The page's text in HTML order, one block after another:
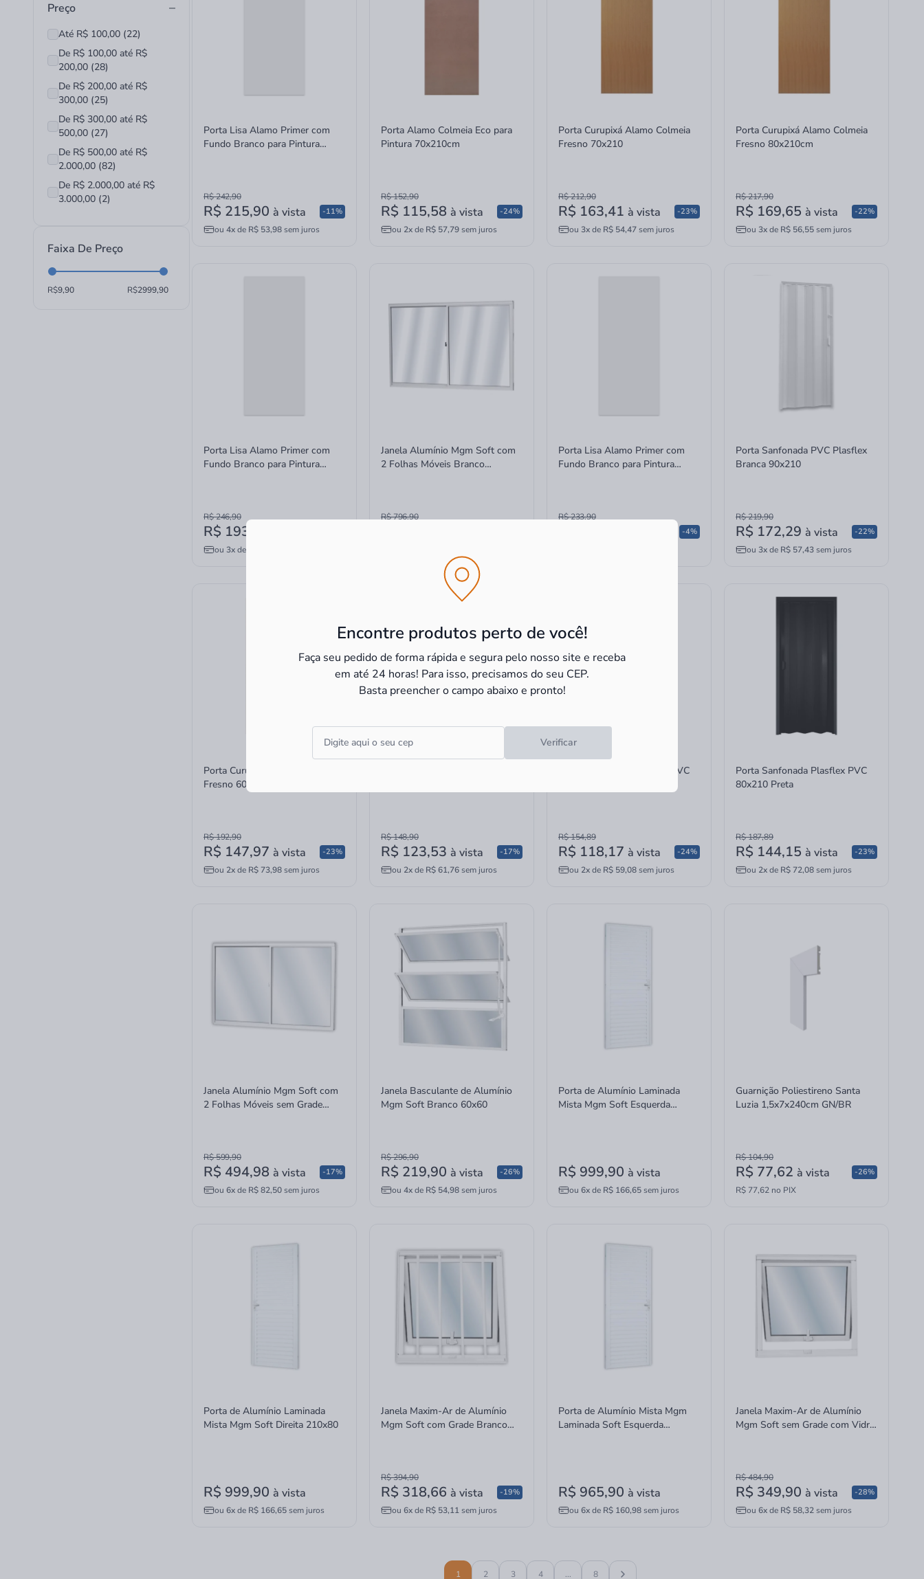
Encontre produtos perto de você!
Faça seu pedido de forma rápida e segura pelo nosso site e receba
em até 24 horas! Para isso, precisamos do seu CEP.
Basta preencher o campo abaixo e pronto!
Verificar
Talentos (5)
Preço
Até R$ 100,00 (22)
De R$ 100,00 até R$
200,00 (28)
De R$ 200,00 até R$
300,00 (25)
De R$ 300,00 até R$
500,00 (27)
De R$ 500,00 até R$
2.000,00 (82)
De R$ 2.000,00 até R$
3.000,00 (2)
Faixa De Preço
R$ R$
Porta Lisa Alamo Primer com
Fundo Branco para Pintura
R$ 242,90
R$ 215,90 à vista
ou 4xde R$ 53,98sem juros
-11%
Porta Alamo Colmeia Eco para
Pintura 70x210cm
R$ 152,90
R$ 115,58 à vista
ou 2xde R$ 57,79sem juros
-24%
Porta Curupixá Alamo Colmeia
Fresno 70x210
R$ 212,90
R$ 163,41 à vista
ou 3xde R$ 54,47sem juros
-23%
Porta Curupixá Alamo Colmeia
Fresno 80x210cm
R$ 217,90
R$ 169,65 à vista
ou 3xde R$ 56,55sem juros
-22%
Porta Lisa Alamo Primer com
Fundo Branco para Pintura
R$ 246,90
R$ 193,79
ou 3xde
Janela Alumínio Mgm Soft com
2 Folhas Móveis Branco
R$ 796,90
Porta Lisa Alamo Primer com
Fundo Branco para Pintura
R$ 233,90
-4%
Porta Sanfonada PVC Plasflex
Branca 90x210
R$ 219,90
R$ 172,29 à vista
ou 3xde R$ 57,43sem juros
-22%
Porta Curupixá Alamo Colmeia
Fresno 60x210
R$ 192,90
R$ 147,97 à vista
ou 2xde R$ 73,98sem juros
-23%
R$ 148,90
R$ 123,53 à vista
ou 2xde R$ 61,76sem juros
-17%
Porta Sanfonada Plasflex PVC
R$ 154,89
R$ 118,17 à vista
ou 2xde R$ 59,08sem juros
-24%
Porta Sanfonada Plasflex PVC
80x210 Preta
R$ 187,89
R$ 144,15 à vista
ou 2xde R$ 72,08sem juros
-23%
Janela Alumínio Mgm Soft com
2 Folhas Móveis sem Grade
R$ 599,90
R$ 494,98 à vista
ou 6xde R$ 82,50sem juros
-17%
Janela Basculante de Alumínio
Mgm Soft Branco 60x60
R$ 296,90
R$ 219,90 à vista
ou 4xde R$ 54,98sem juros
-26%
Porta de Alumínio Laminada
Mista Mgm Soft Esquerda
R$ 999,90 à vista
ou 6xde R$ 166,65sem juros
Guarnição Poliestireno Santa
Luzia 1,5x7x240cm GN/BR
R$ 104,90
R$ 77,62 à vista
R$ 77,62 no PIX
-26%
Porta de Alumínio Laminada
Mista Mgm Soft Direita 210x80
R$ 999,90 à vista
ou 6xde R$ 166,65sem juros
Janela Maxim-Ar de Alumínio
Mgm Soft com Grade Branco
R$ 394,90
R$ 318,66 à vista
ou 6xde R$ 53,11sem juros
-19%
Porta de Alumínio Mista Mgm
Laminada Soft Esquerda
R$ 965,90 à vista
ou 6xde R$ 160,98sem juros
Janela Maxim-Ar de Alumínio
Mgm Soft sem Grade com Vidro
R$ 484,90
R$ 349,90 à vista
ou 6xde R$ 58,32sem juros
-28%
1 2 3 4 ... 8